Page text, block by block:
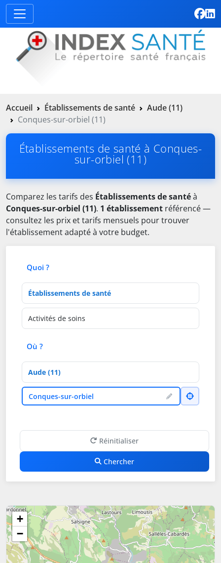
Accueil Établissements de santé
Aude (11)
Conques-sur-orbiel (11)
Établissements de santé à Conques-
sur-orbiel (11)
Comparez les tarifs des Établissements de santéà
Conques-sur-orbiel (11). 1 établissement référencé —
consultez les prix et tarifs mensuels pour trouver
l'établissement adapté à votre budget.
Quoi ?
Type d'établissement
Activités de soins
Où ?
Département
VilleConques-sur-orbiel
Réinitialiser
Chercher
+
−